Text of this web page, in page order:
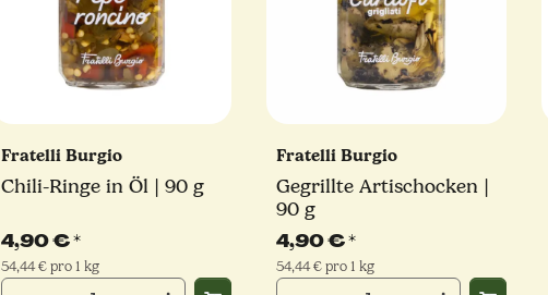
Fratelli Burgio
Chili-Ringe in Öl | 90 g
4,90 €*
54,44 € pro 1 kg
Fratelli Burgio
Gegrillte Artischocken |
90 g
4,90 €*
54,44 € pro 1 kg